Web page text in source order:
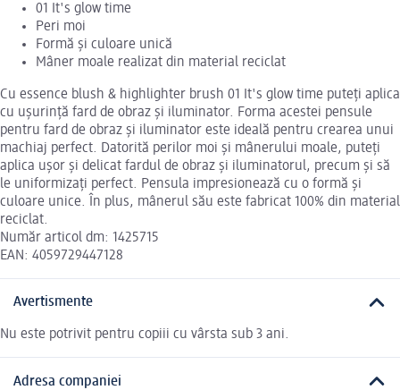
01 It's glow time
Peri moi
Formă și culoare unică
Mâner moale realizat din material reciclat
Cu essence blush & highlighter brush 01 It's glow time puteți aplica
cu ușurință fard de obraz și iluminator. Forma acestei pensule
pentru fard de obraz și iluminator este ideală pentru crearea unui
machiaj perfect. Datorită perilor moi și mânerului moale, puteți
aplica ușor și delicat fardul de obraz și iluminatorul, precum și să
le uniformizați perfect. Pensula impresionează cu o formă și
culoare unice. În plus, mânerul său este fabricat 100% din material
reciclat.
Număr articol dm: 1425715
EAN: 4059729447128
Avertismente
Nu este potrivit pentru copiii cu vârsta sub 3 ani.
Adresa companiei